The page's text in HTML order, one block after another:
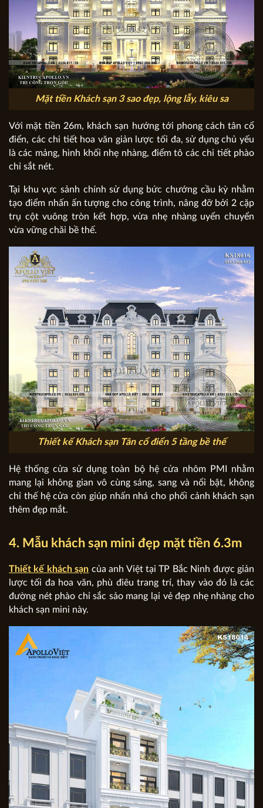
Mặt tiền Khách sạn 3 sao đẹp, lộng lẫy, kiêu sa
Với mặt tiền 26m, khách sạn hướng tới phong cách tân cổ
điển, các chi tiết hoa văn giản lược tối đa, sử dụng chủ yếu
là các mảng, hình khối nhẹ nhàng, điểm tô các chi tiết phào
chỉ sắt nét.
Tại khu vực sảnh chính sử dụng bức chướng cầu kỳ nhằm
tạo điểm nhấn ấn tượng cho công trình, nâng đỡ bởi 2 cặp
trụ cột vuông tròn kết hợp, vừa nhẹ nhàng uyển chuyển
vừa vững chãi bề thế.
Thiết kế Khách sạn Tân cổ điển 5 tầng bề thế
Hệ thống cửa sử dụng toàn bộ hệ cửa nhôm PMI nhằm
mang lại không gian vô cùng sáng, sang và nổi bật, không
chỉ thế hệ cửa còn giúp nhấn nhá cho phối cảnh khách sạn
thêm đẹp mắt.
4. Mẫu khách sạn mini đẹp mặt tiền 6.3m
Thiết kế khách sạn của anh Việt tại TP Bắc Ninh được giản
lược tối đa hoa văn, phù điêu trang trí, thay vào đó là các
đường nét phào chỉ sắc sảo mang lại vẻ đẹp nhẹ nhàng cho
khách sạn mini này.